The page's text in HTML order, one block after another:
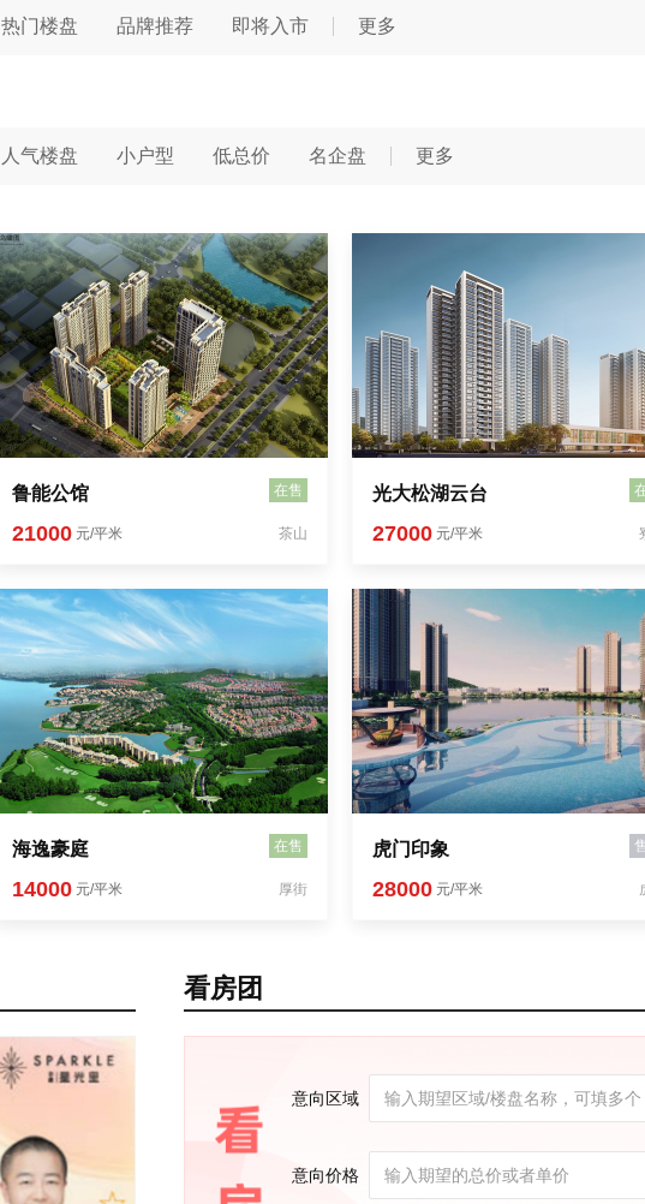
热门楼盘 品牌推荐 即将入市 更多
人气楼盘 小户型 低总价 名企盘 更多
鲁能公馆 在售
21000 元/平米 茶山
光大松湖云台
27000 元/平米
海逸豪庭 在售
14000 元/平米 厚街
虎门印象
28000 元/平米
看房团
意向区域
意向价格